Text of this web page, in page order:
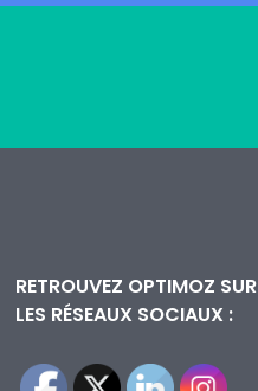
RETROUVEZ OPTIMOZ SUR
LES RÉSEAUX SOCIAUX :